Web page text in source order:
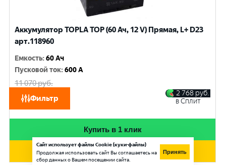
Фильтр
Аккумулятор TOPLA TOP (60 Ач, 12 V) Прямая, L+ D23
арт.118960
Емкость:60 Ач
Пусковой ток:600 A
11 070руб.
10 530руб. 2 768 руб.
в Сплит
Купить в 1 клик
Добавить в корзину
Сайт использует файлы Cookie (куки-файлы)
Продолжая использовать сайт Вы соглашаетесь на
сбор данных о Вашем посещении сайта.
Принять